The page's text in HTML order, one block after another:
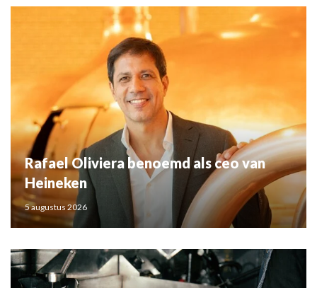
Rafael Oliviera benoemd als ceo van
Heineken
5 augustus 2026